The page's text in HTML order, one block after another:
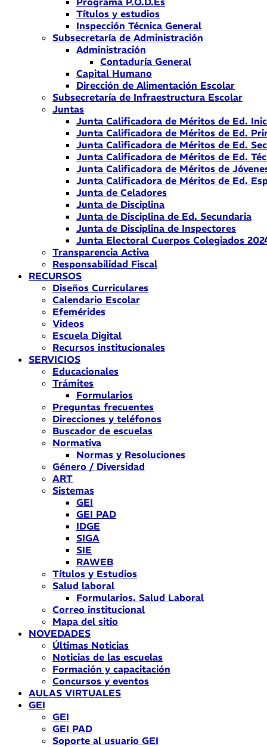
Títulos y estudios
Inspección Técnica General
Subsecretaría de Administración
Administración
Contaduría General
Capital Humano
Dirección de Alimentación Escolar
Subsecretaría de Infraestructura Escolar
Juntas
Junta Calificadora de Méritos de Ed.
Junta Calificadora de Méritos de Ed.
Junta Calificadora de Méritos de Ed.
Junta Calificadora de Méritos de Ed.
Junta Calificadora de Méritos de
Junta Calificadora de Méritos de Ed.
Junta de Celadores
Junta de Disciplina
Junta de Disciplina de Ed. Secundaria
Junta de Disciplina de Inspectores
Junta Electoral Cuerpos Colegiados
Transparencia Activa
Responsabilidad Fiscal
RECURSOS
Diseños Curriculares
Calendario Escolar
Efemérides
Videos
Escuela Digital
Recursos institucionales
SERVICIOS
Educacionales
Trámites
Formularios
Preguntas frecuentes
Direcciones y teléfonos
Buscador de escuelas
Normativa
Normas y Resoluciones
Género / Diversidad
ART
Sistemas
GEI
GEI PAD
IDGE
SIGA
SIE
RAWEB
Títulos y Estudios
Salud laboral
Formularios. Salud Laboral
Correo institucional
Mapa del sitio
NOVEDADES
Últimas Noticias
Noticias de las escuelas
Formación y capacitación
Concursos y eventos
AULAS VIRTUALES
GEI
GEI
GEI PAD
Soporte al usuario GEI